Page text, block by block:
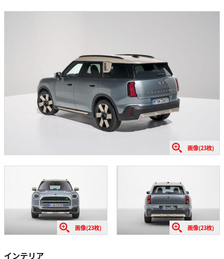
画像(23枚)
画像(23枚) 画像(23枚)
インテリア